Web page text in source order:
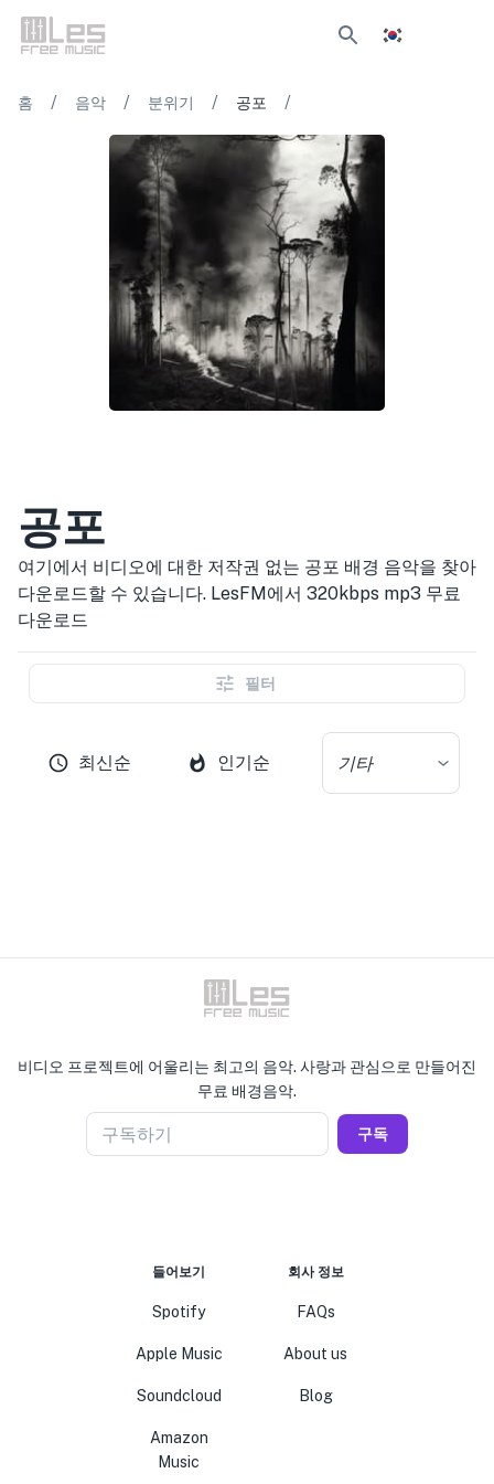
홈 / 음악 / 분위기 / 공포 /
공포
여기에서 비디오에 대한 저작권 없는 공포 배경 음악을 찾아
다운로드할 수 있습니다. LesFM에서 320kbps mp3 무료
다운로드
필터
최신순 인기순 기타
비디오 프로젝트에 어울리는 최고의 음악. 사랑과 관심으로 만들어진
무료 배경음악.
구독하기 구독
들어보기
Spotify
Apple Music
Soundcloud
Amazon
Music
회사 정보
FAQs
About us
Blog